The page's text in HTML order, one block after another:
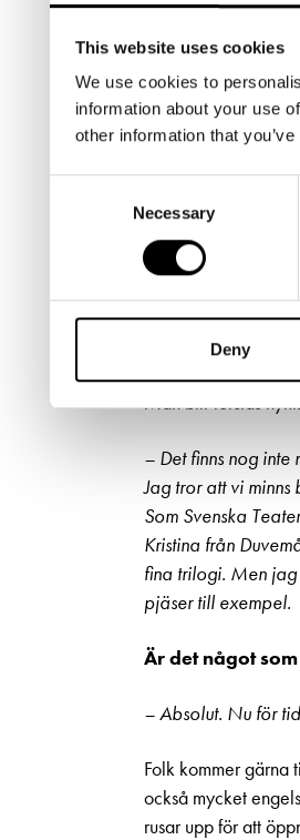
This website uses cookies
We use cookies to
information about your use
other information that
Necessary
Deny
lite fäst vid
Lindell tycker
– Vi måste ju veta
många det blir men
”Det är
Man blir förstås
– Det finns nog
Jag tror att vi
Som Svenska
Kristina från
fina trilogi. Men jag
pjäser till exempel.
Är det något
– Absolut. Nu för
Folk kommer gärna
också mycket
rusar upp för att